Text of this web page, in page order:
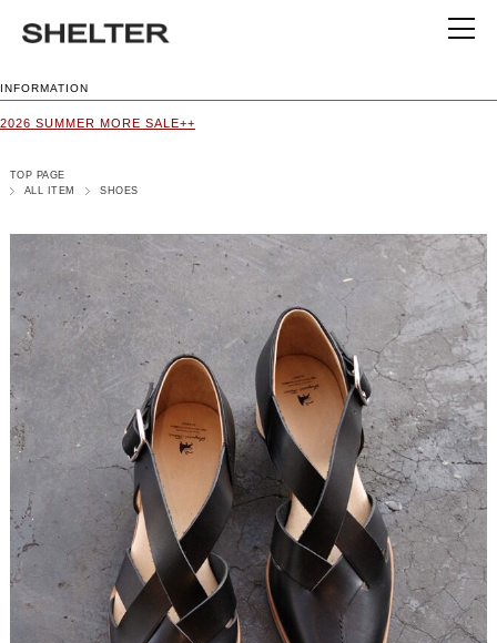
INFORMATION
2026 SUMMER MORE SALE++
TOP PAGE
ALL ITEM
SHOES